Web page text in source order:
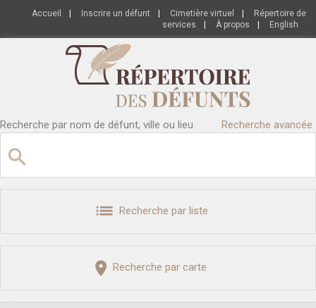
Accueil Inscrire un défunt Cimetière virtuel
Répertoire de
services
À propos English
Recherche par nom de défunt, ville ou lieu Recherche avancée
Recherche par liste
Recherche par carte